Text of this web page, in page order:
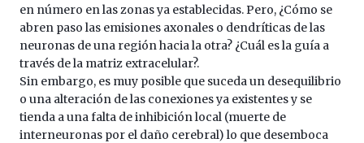
en número en las zonas ya establecidas. Pero, ¿Cómo se
abren paso las emisiones axonales o dendríticas de las
neuronas de una región hacia la otra? ¿Cuál es la guía a
través de la matriz extracelular?.
Sin embargo, es muy posible que suceda un desequilibrio
o una alteración de las conexiones ya existentes y se
tienda a una falta de inhibición local (muerte de
interneuronas por el daño cerebral) lo que desemboca